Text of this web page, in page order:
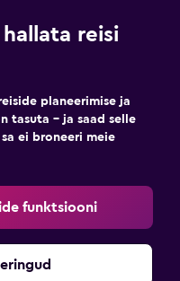
hallata reisi
planeerimise ja
tasuta – ja saad selle
ei broneeri meie
funktsiooni